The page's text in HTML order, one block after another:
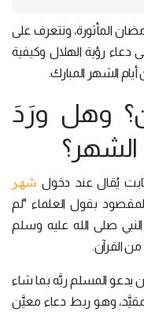
المأثورة، ونتعرف على
دعاء رؤية الهلال وكيفية
الشهر المبارك.
وهل ورَدَ
يُقال عند دخول شهر
بقول العلماء "لم
صلى الله عليه وسلم
القرآن.
يدعو المسلم ربَّه بما شاء
وهو ربط دعاء معيَّن